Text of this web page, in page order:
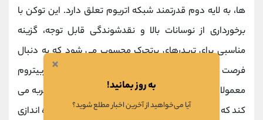
‌ها، به لایه دوم قدرتمند شبکه اتریوم تعلق دارد. این توکن با
برخورداری از نوسانات بالا و نقدشوندگی قابل توجه، گزینه
مناسبی برای تریدرهای پرتحرک محسوب می ‌شود که به دنبال
فرصت ‌های سودآوری در بازه ‌های زمانی کوتاه هستند. آربیتروم
معمولا نوسانات روزانه چشمگیری بین 5 تا 10 درصد را تجربه می
کند که این نوسان به ویژه در زمانایردراپ‌های فرعی یا راه ‌اندازی
×
به روز بمانید!
آیا می‌خواهید از آخرین اخبار مطلع شوید؟